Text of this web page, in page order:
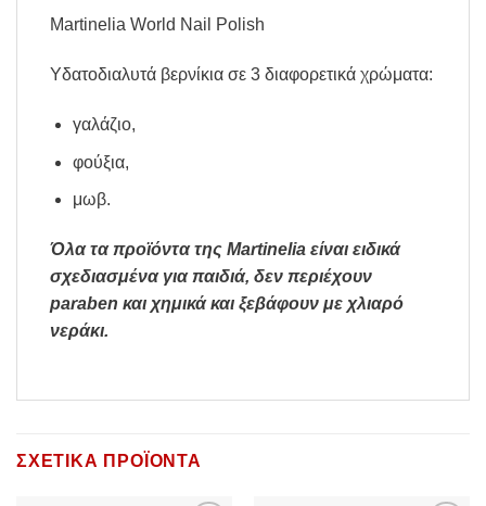
Martinelia World Nail Polish
Υδατοδιαλυτά βερνίκια σε 3 διαφορετικά χρώματα:
γαλάζιο,
φούξια,
μωβ.
Όλα τα προϊόντα της Martinelia είναι ειδικά
σχεδιασμένα για παιδιά, δεν περιέχουν
paraben και χημικά και ξεβάφουν με χλιαρό
νεράκι.
ΣΧΕΤΙΚΆ ΠΡΟΪΌΝΤΑ